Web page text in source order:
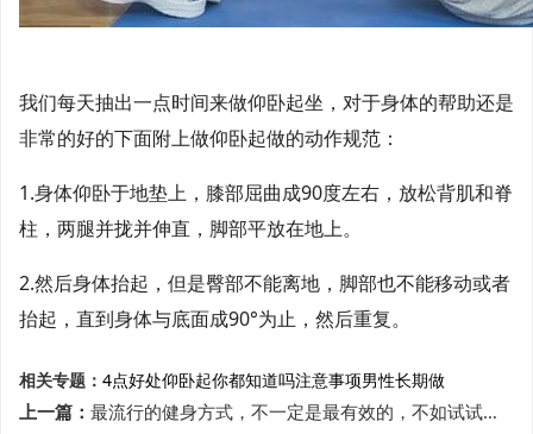
我们每天抽出一点时间来做仰卧起坐，对于身体的帮助还是
非常的好的下面附上做仰卧起做的动作规范：
1.身体仰卧于地垫上，膝部屈曲成90度左右，放松背肌和脊
柱，两腿并拢并伸直，脚部平放在地上。
2.然后身体抬起，但是臀部不能离地，脚部也不能移动或者
抬起，直到身体与底面成90°为止，然后重复。
相关专题： 4点好处仰卧起你都知道吗注意事项男性长期做
上一篇： 最流行的健身方式，不一定是最有效的，不如试试这3种姿势！